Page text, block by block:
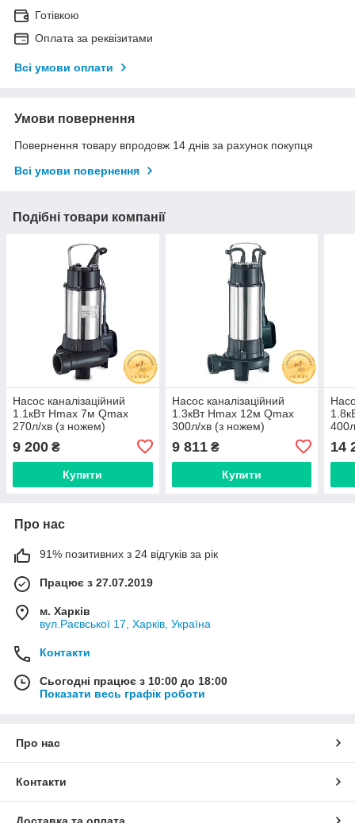
Готівкою
Оплата за реквізитами
Всі умови оплати
Умови повернення
Повернення товару впродовж 14 днів за рахунок покупця
Всі умови повернення
Подібні товари компанії
Насос каналізаційний
1.1кВт Hmax 7м Qmax
270л/хв (з ножем)
9 200 ₴
Купити
Насос каналізаційний
1.3кВт Hmax 12м Qmax
300л/хв (з ножем)
9 811₴
Купити
14
Про нас
91% позитивних з 24 відгуків за рік
Працює з 27.07.2019
м. Харків
вул.Раєвської 17, Харків, Україна
Контакти
Сьогодні працює з 10:00 до 18:00
Показати весь графік роботи
Про нас
Контакти